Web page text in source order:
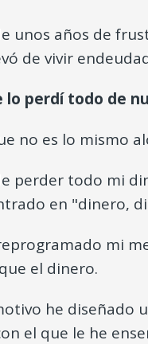
unos años de
de vivir
lo perdí todo de
no es lo mismo
perder todo mi
en "dinero,
mi
el dinero.
he diseñado
el que le he